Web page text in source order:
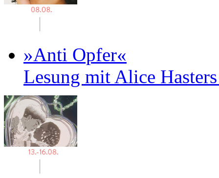
»Anti Opfer«
Lesung mit Alice